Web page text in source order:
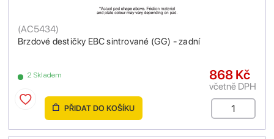
Brzdové destičky EBC sintrované (GG) - zadní
(AC5434)
2 Skladem 868 Kč
včetně DPH
PŘIDAT DO KOŠÍKU